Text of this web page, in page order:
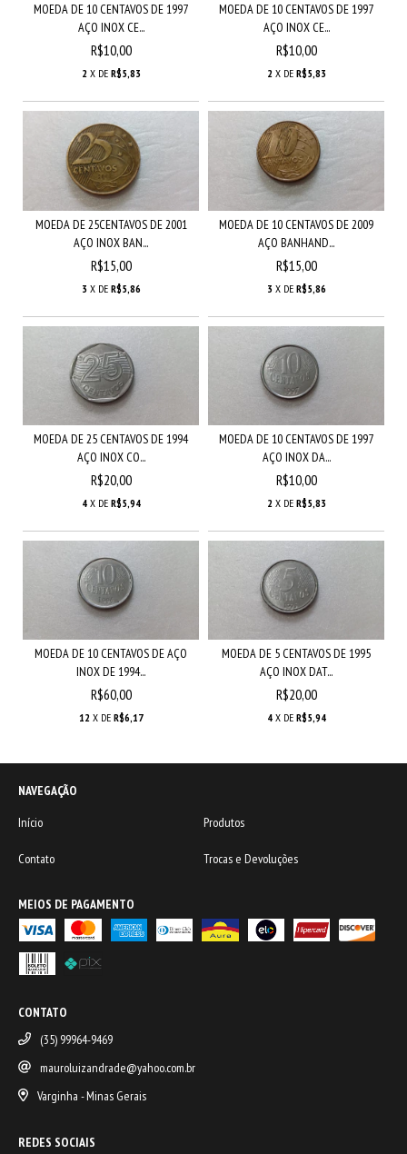
MOEDA DE 10 CENTAVOS DE 1997
AÇO INOX CE...
R$10,00
2 X DE R$5,83
MOEDA DE 10 CENTAVOS DE 1997
AÇO INOX CE...
R$10,00
2 X DE R$5,83
MOEDA DE 25CENTAVOS DE 2001
AÇO INOX BAN...
R$15,00
3 X DE R$5,86
MOEDA DE 10 CENTAVOS DE 2009
AÇO BANHAND...
R$15,00
3 X DE R$5,86
MOEDA DE 25 CENTAVOS DE 1994
AÇO INOX CO...
R$20,00
4 X DE R$5,94
MOEDA DE 10 CENTAVOS DE 1997
AÇO INOX DA...
R$10,00
2 X DE R$5,83
MOEDA DE 10 CENTAVOS DE AÇO
INOX DE 1994...
R$60,00
12 X DE R$6,17
MOEDA DE 5 CENTAVOS DE 1995
AÇO INOX DAT...
R$20,00
4 X DE R$5,94
NAVEGAÇÃO
Início
Produtos
Contato Trocas e Devoluções
MEIOS DE PAGAMENTO
CONTATO
(35) 99964-9469
mauroluizandrade@yahoo.com.br
Varginha - Minas Gerais
REDES SOCIAIS